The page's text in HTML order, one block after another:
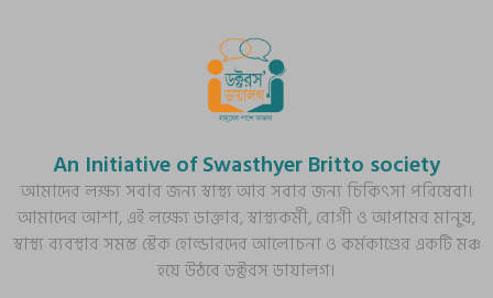
An Initiative of Swasthyer Britto society
আমাদের লক্ষ্য সবার জন্য স্বাস্থ্য আর সবার জন্য চিকিৎসা পরিষেবা।
আমাদের আশা, এই লক্ষ্যে ডাক্তার, স্বাস্থ্যকর্মী, রোগী ও আপামর মানুষ,
স্বাস্থ্য ব্যবস্থার সমস্ত স্টেক হোল্ডারদের আলোচনা ও কর্মকাণ্ডের একটি মঞ্চ
হয়ে উঠবে ডক্টরস ডায়ালগ।